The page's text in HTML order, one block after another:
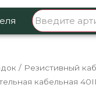
/ Резистивный
кабельная